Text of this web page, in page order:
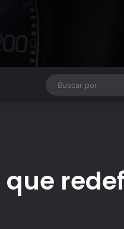
que